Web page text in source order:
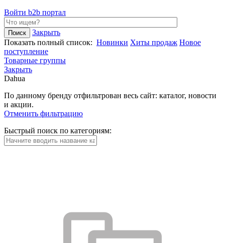
Войти b2b портал
Закрыть
Показать полный список: Новинки Хиты продаж Новое
поступление
Товарные группы
Закрыть
Dahua
По данному бренду отфильтрован весь сайт: каталог, новости
и акции.
Отменить фильтрацию
Быстрый поиск по категориям: